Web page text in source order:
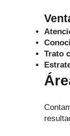
Trato